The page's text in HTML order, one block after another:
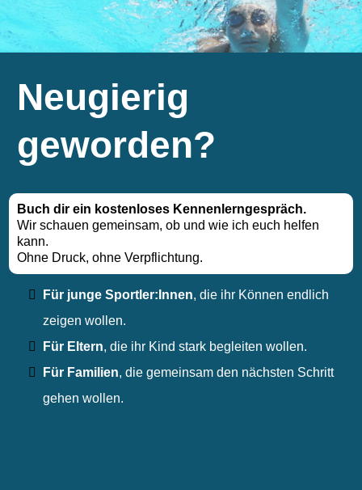
Neugierig
geworden?
Buch dir ein kostenloses Kennenlerngespräch.
Wir schauen gemeinsam, ob und wie ich euch helfen
kann.
Ohne Druck, ohne Verpflichtung.
Für junge Sportler:Innen, die ihr Können endlich
zeigen wollen.
Für Eltern, die ihr Kind stark begleiten wollen.
Für Familien, die gemeinsam den nächsten Schritt
gehen wollen.